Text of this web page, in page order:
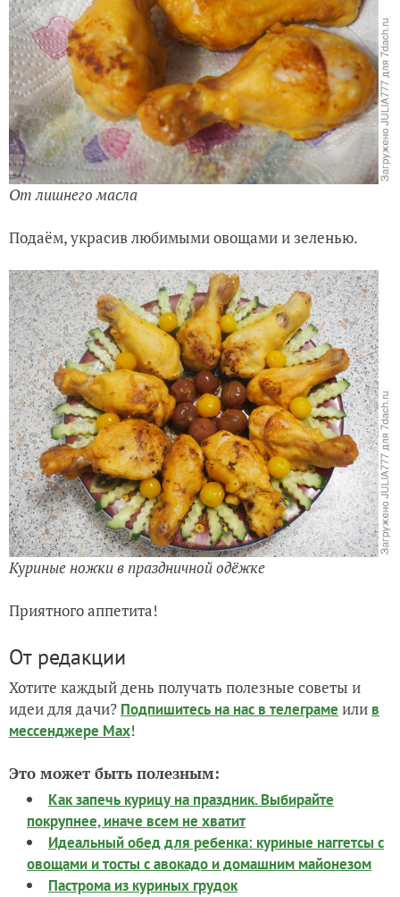
От лишнего масла
Подаём, украсив любимыми овощами и зеленью.
Куриные ножки в праздничной одёжке
Приятного аппетита!
От редакции
Хотите каждый день получать полезные советы и
идеи для дачи? Подпишитесь на нас в телеграме или в
мессенджере Max!
Это может быть полезным:
Как запечь курицу на праздник. Выбирайте
покрупнее, иначе всем не хватит
Идеальный обед для ребенка: куриные наггетсы с
овощами и тосты с авокадо и домашним майонезом
Пастрома из куриных грудок